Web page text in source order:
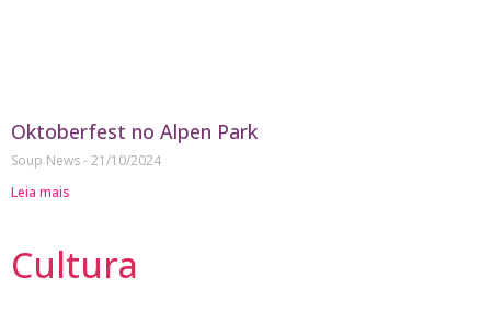
Oktoberfest no Alpen Park
Soup News 21/10/2024
Leia mais
Cultura